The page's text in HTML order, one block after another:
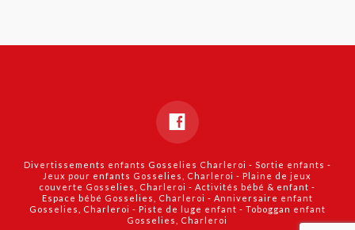
Divertissements enfants Gosselies Charleroi - Sortie enfants -
Jeux pour enfants Gosselies, Charleroi - Plaine de jeux
couverte Gosselies, Charleroi -Activités bébé & enfant -
Espace bébé Gosselies, Charleroi - Anniversaire enfant
Gosselies, Charleroi - Piste de luge enfant - Toboggan enfant
Gosselies, Charleroi